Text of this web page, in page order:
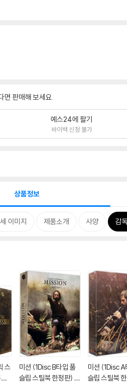
면 판매해 보세요.
예스24에 팔기
바이백 신청 불가
상품정보
이미지 제품소개 사양 감
스
미션 (1Disc B타입 풀
슬립 스틸북 한정판) :
미션 (1Disc A
슬립 스틸북